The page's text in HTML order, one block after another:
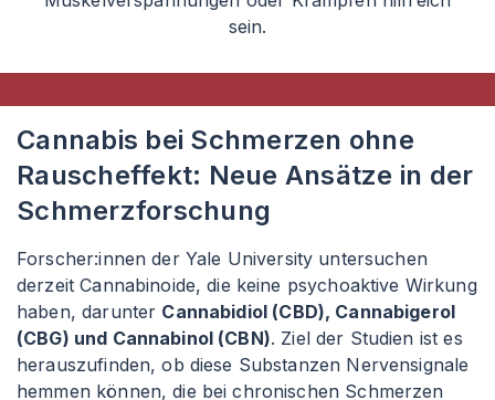
sein.
Cannabis bei Schmerzen ohne
Rauscheffekt: Neue Ansätze in der
Schmerzforschung
Forscher:innen der Yale University untersuchen
derzeit Cannabinoide, die keine psychoaktive Wirkung
haben, darunter Cannabidiol (CBD), Cannabigerol
(CBG) und Cannabinol (CBN). Ziel der Studien ist es
herauszufinden, ob diese Substanzen Nervensignale
hemmen können, die bei chronischen Schmerzen